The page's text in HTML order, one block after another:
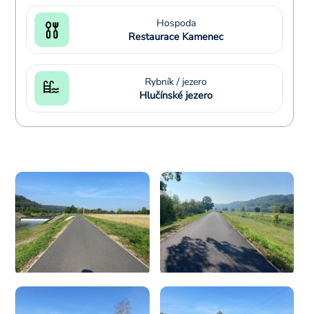
Hospoda
Restaurace Kamenec
Rybník / jezero
Hlučínské jezero